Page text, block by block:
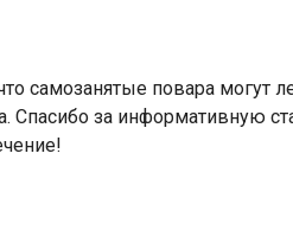
самозанятые повара могут
Спасибо за информативную